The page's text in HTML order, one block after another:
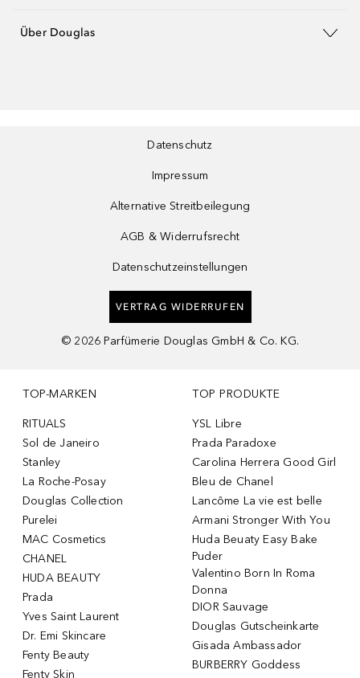
Über Douglas
Datenschutz
Impressum
Alternative Streitbeilegung
AGB & Widerrufsrecht
Datenschutzeinstellungen
VERTRAG WIDERRUFEN
© 2026 Parfümerie Douglas GmbH & Co. KG.
TOP-MARKEN
RITUALS
Sol de Janeiro
Stanley
La Roche-Posay
Douglas Collection
Purelei
MAC Cosmetics
CHANEL
HUDA BEAUTY
Prada
Yves Saint Laurent
Dr. Emi Skincare
Fenty Beauty
Fenty Skin
TOP PRODUKTE
YSL Libre
Prada Paradoxe
Carolina Herrera Good Girl
Bleu de Chanel
Lancôme La vie est belle
Armani Stronger With You
Huda Beuaty Easy Bake
Puder
Valentino Born In Roma
Donna
DIOR Sauvage
Douglas Gutscheinkarte
Gisada Ambassador
BURBERRY Goddess